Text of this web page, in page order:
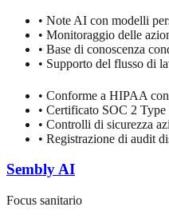
• Note AI con modelli
• Monitoraggio delle
• Base di conoscenza
• Supporto del flusso di
• Conforme a HIPAA
• Certificato SOC 2
• Controlli di sicurezza
• Registrazione di audit
Sembly AI
Focus sanitario